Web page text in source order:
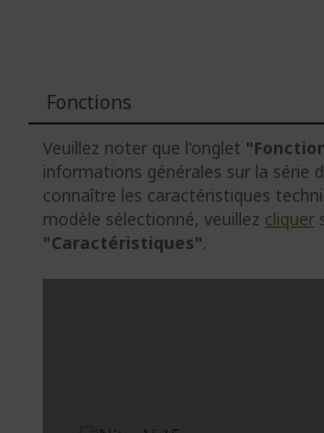
Fonctions
Veuillez noter que l'onglet
informations générales sur la série
connaître les caractéristiques
modèle sélectionné, veuillez cliquer
"Caractéristiques".